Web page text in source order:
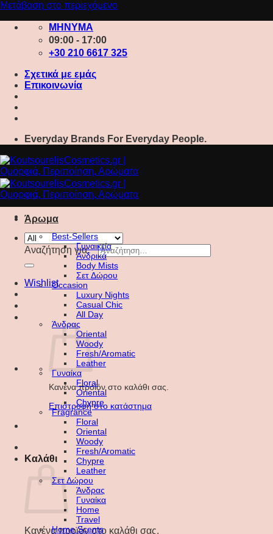
Μετάβαση στο περιεχόμενο
ΜΗΝΥΜΑ
09:00 - 17:00
+30 210 6617 325
Σχετικά με εμάς
Επικοινωνία
Everyday Brands For Everyday People.
Αναζήτηση για:
Wishlist
Κανένα προϊόν στο καλάθι σας.
Επιστροφή στο κατάστημα
Καλάθι
Κανένα προϊόν στο καλάθι σας.
Άρωμα
Best-Sellers
Γυναικεία
Ανδρικά
Body Mists
Σετ Δώρου
Occasion
Luxury Nights
Casual Chic
All Day
Άνδρας
Oriental
Woody
Fresh/Aromatic
Leather
Γυναίκα
Floral
Oriental
Chypre
Fragrance
Floral
Oriental
Woody
Fresh/Aromatic
Chypre
Leather
Σετ Δώρου
Άνδρας
Γυναίκα
Home
Travel
Home Scents